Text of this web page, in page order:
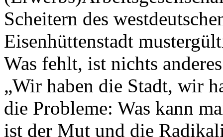
Scheitern des
Eisenhüttenstadt
Was fehlt, ist nichts
„Wir haben die Stadt, wir
die Probleme: Was kann
ist der Mut und die